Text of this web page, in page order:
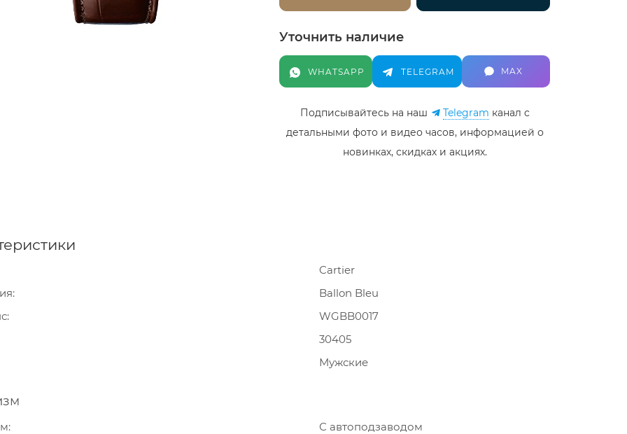
Уточнить наличие
WHATSAPP TELEGRAM MAX
Подписывайтесь на наш Telegram канал c
детальными фото и видео часов, информацией о
новинках, скидках и акциях.
Cartier
Ballon Bleu
WGBB0017
30405
Мужские
С автоподзаводом